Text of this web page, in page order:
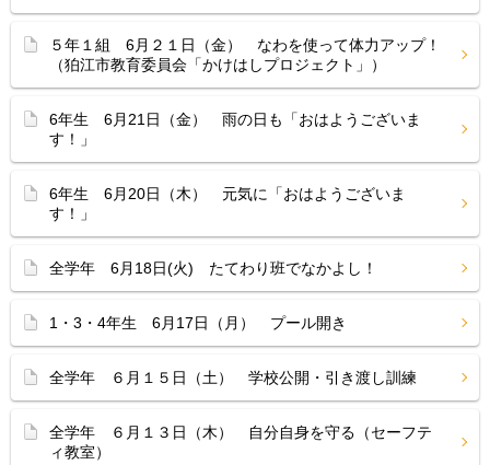
５年１組 6月２１日（金） なわを使って体力アップ！
（狛江市教育委員会「かけはしプロジェクト」）
6年生 6月21日（金） 雨の日も「おはようございま
す！」
6年生 6月20日（木） 元気に「おはようございま
す！」
全学年 6月18日(火) たてわり班でなかよし！
1・3・4年生 6月17日（月） プール開き
全学年 ６月１５日（土） 学校公開・引き渡し訓練
全学年 ６月１３日（木） 自分自身を守る（セーフテ
ィ教室）